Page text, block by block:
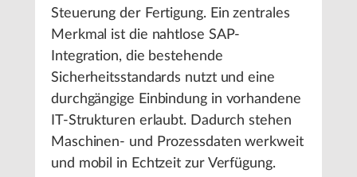
Steuerung der Fertigung. Ein zentrales
Merkmal ist die nahtlose SAP-
Integration, die bestehende
Sicherheitsstandards nutzt und eine
durchgängige Einbindung in vorhandene
IT-Strukturen erlaubt. Dadurch stehen
Maschinen- und Prozessdaten werkweit
und mobil in Echtzeit zur Verfügung.